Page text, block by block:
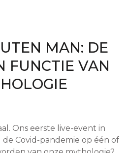
MAN: DE
FUNCTIE VAN
Ons eerste live-event in
de Covid-pandemie op één of